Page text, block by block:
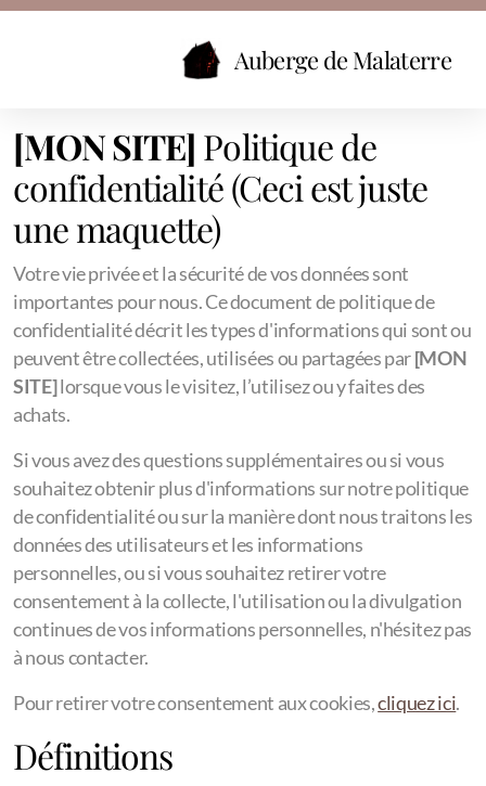
Auberge de Malaterre
[MON SITE] Politique de
confidentialité (Ceci est juste
une maquette)
Votre vie privée et la sécurité de vos données sont
importantes pour nous. Ce document de politique de
confidentialité décrit les types d'informations qui sont ou
peuvent être collectées, utilisées ou partagées par[MON
SITE]lorsque vous le visitez, l’utilisez ou y faites des
achats.
Si vous avez des questions supplémentaires ou si vous
souhaitez obtenir plus d'informations sur notre politique
de confidentialité ou sur la manière dont nous traitons les
données des utilisateurs et les informations
personnelles, ou si vous souhaitez retirer votre
consentement à la collecte, l'utilisation ou la divulgation
continues de vos informations personnelles, n'hésitez pas
à nous contacter.
Pour retirer votre consentement aux cookies,cliquez ici.
Définitions